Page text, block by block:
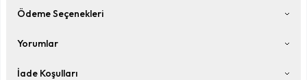
Ödeme Seçenekleri
Yorumlar
İade Koşulları